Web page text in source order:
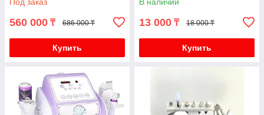
560 000 ₸ 686 000 ₸
Купить
13 000 ₸ 18 000 ₸
Купить